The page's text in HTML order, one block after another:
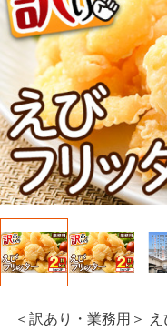
＜訳あり・業務用＞